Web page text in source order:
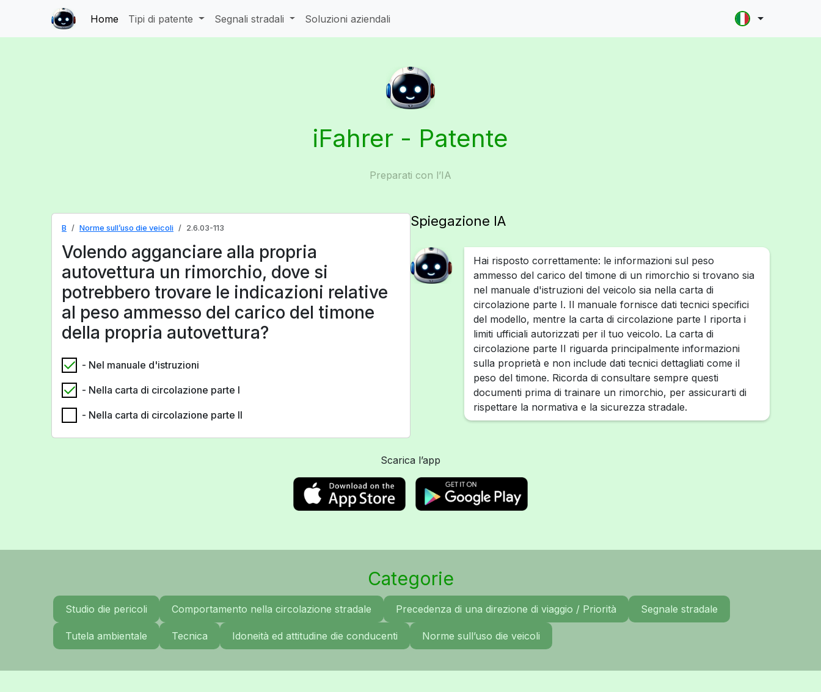
Home Tipi di patente Segnali stradali Soluzioni aziendali
iFahrer - Patente
Preparati con l’IA
B Norme sull’uso die veicoli 2.6.03-113
Volendo agganciare alla propria
autovettura un rimorchio, dove si
potrebbero trovare le indicazioni relative
al peso ammesso del carico del timone
della propria autovettura?
- Nel manuale d'istruzioni
- Nella carta di circolazione parte I
- Nella carta di circolazione parte II
Spiegazione IA
Hai risposto correttamente: le informazioni sul peso
ammesso del carico del timone di un rimorchio si trovano sia
nel manuale d'istruzioni del veicolo sia nella carta di
circolazione parte I. Il manuale fornisce dati tecnici specifici
del modello, mentre la carta di circolazione parte I riporta i
limiti ufficiali autorizzati per il tuo veicolo. La carta di
circolazione parte II riguarda principalmente informazioni
sulla proprietà e non include dati tecnici dettagliati come il
peso del timone. Ricorda di consultare sempre questi
documenti prima di trainare un rimorchio, per assicurarti di
rispettare la normativa e la sicurezza stradale.
Scarica l’app
Categorie
Studio die pericoli Comportamento nella circolazione stradale Precedenza di una direzione di viaggio / Priorità Segnale stradale
Tutela ambientale Tecnica Idoneità ed attitudine die conducenti Norme sull’uso die veicoli